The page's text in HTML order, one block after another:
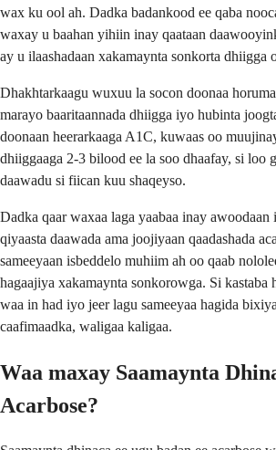
wax ku ool ah. Dadka badankood ee qaba
waxay u baahan yihiin inay qaataan
ay u ilaashadaan xakamaynta sonkorta dhiigga
Dhakhtarkaagu wuxuu la socon doonaa
marayo baaritaannada dhiigga iyo hubinta
doonaan heerarkaaga A1C, kuwaas oo
dhiiggaaga 2-3 bilood ee la soo dhaafay, si loo
daawadu si fiican kuu shaqeyso.
Dadka qaar waxaa laga yaabaa inay awoodaan
qiyaasta daawada ama joojiyaan qaadashada
sameeyaan isbeddelo muhiim ah oo qaab
hagaajiya xakamaynta sonkorowga. Si kastaba
waa in had iyo jeer lagu sameeyaa hagida
caafimaadka, waligaa kaligaa.
Waa maxay Saamaynta
Acarbose?